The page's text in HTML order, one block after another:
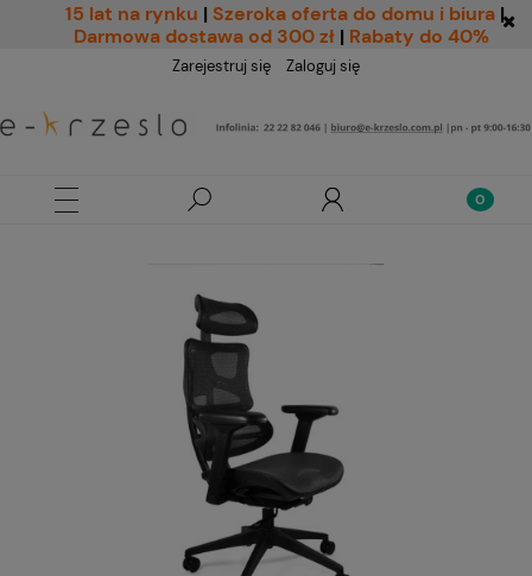
15 lat na rynku | Szeroka oferta do domu i biura |
Darmowa dostawa od 300 zł | Rabaty do 40%
Zarejestruj się Zaloguj się